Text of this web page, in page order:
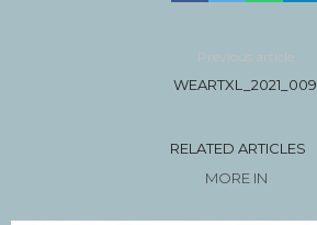
Previous article
WEARTXL_2021_009
RELATED ARTICLES
MORE IN